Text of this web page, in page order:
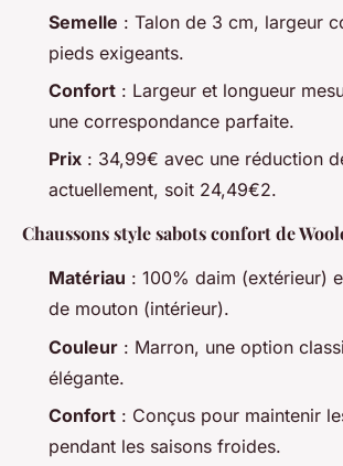
Semelle : Talon de 3 cm, largeur
pieds exigeants.
Confort : Largeur et longueur
une correspondance parfaite.
Prix : 34,99€ avec une réduction
actuellement, soit 24,49€2.
Chaussons style sabots confort de
Matériau : 100% daim (extérieur)
de mouton (intérieur).
Couleur : Marron, une option
élégante.
Confort : Conçus pour maintenir
pendant les saisons froides.